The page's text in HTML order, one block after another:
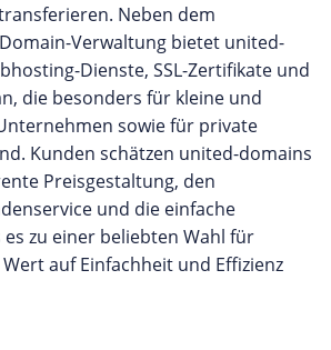
Neben dem
Verwaltung bietet united-
Dienste, SSL-Zertifikate und
die besonders für kleine und
sowie für private
Kunden schätzen united-domains
Preisgestaltung, den
und die einfache
zu einer beliebten Wahl für
auf Einfachheit und Effizienz